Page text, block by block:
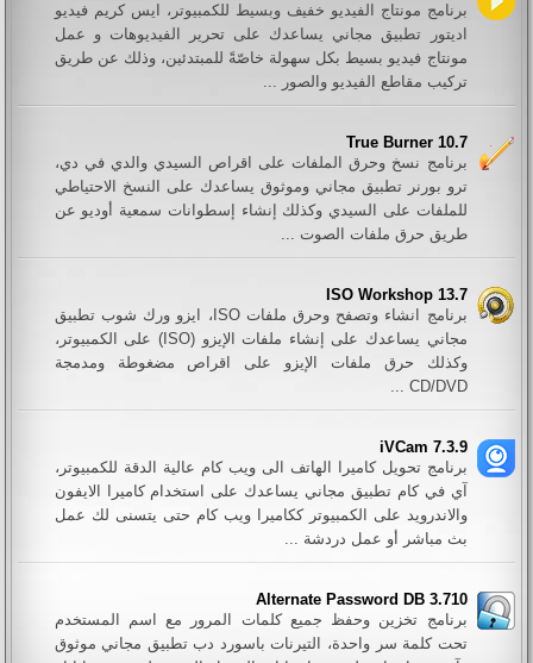
برنامج مونتاج الفيديو خفيف وبسيط للكمبيوتر، ايس كريم فيديو
اديتور تطبيق مجاني يساعدك على تحرير الفيديوهات و عمل
مونتاج فيديو بسيط بكل سهولة خاصّةً للمبتدئين، وذلك عن طريق
تركيب مقاطع الفيديو والصور ...
True Burner 10.7
برنامج نسخ وحرق الملفات على اقراص السيدي والدي في دي،
ترو بورنر تطبيق مجاني وموثوق يساعدك على النسخ الاحتياطي
للملفات على السيدي وكذلك إنشاء إسطوانات سمعية أوديو عن
طريق حرق ملفات الصوت ...
ISO Workshop 13.7
برنامج انشاء وتصفح وحرق ملفات ISO، ايزو ورك شوب تطبيق
مجاني يساعدك على إنشاء ملفات الإيزو (ISO) على الكمبيوتر،
وكذلك حرق ملفات الإيزو على اقراص مضغوطة ومدمجة
CD/DVD ...
iVCam 7.3.9
برنامج تحويل كاميرا الهاتف الى ويب كام عالية الدقة للكمبيوتر،
آي في كام تطبيق مجاني يساعدك على استخدام كاميرا الايفون
والاندرويد على الكمبيوتر ككاميرا ويب كام حتى يتسنى لك عمل
بث مباشر أو عمل دردشة ...
Alternate Password DB 3.710
برنامج تخزين وحفظ جميع كلمات المرور مع اسم المستخدم
تحت كلمة سر واحدة، التيرنات باسورد دب تطبيق مجاني موثوق